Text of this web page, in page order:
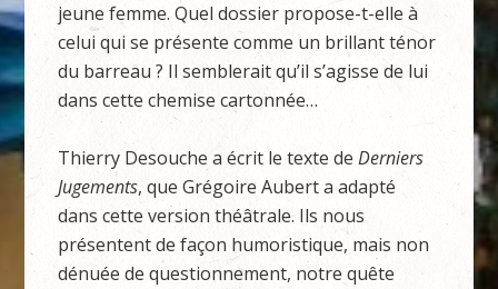
jeune femme. Quel dossier propose-t-elle à
celui qui se présente comme un brillant ténor
du barreau ? Il semblerait qu’il s’agisse de lui
dans cette chemise cartonnée…
Thierry Desouche a écrit le texte deDerniers
Jugements, que Grégoire Aubert a adapté
dans cette version théâtrale. Ils nous
présentent de façon humoristique, mais non
dénuée de questionnement, notre quête